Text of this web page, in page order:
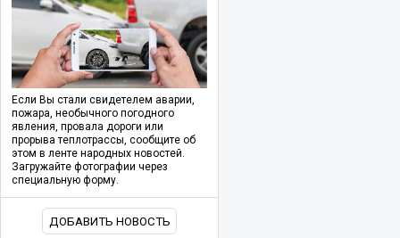
Если Вы стали свидетелем аварии,
пожара, необычного погодного
явления, провала дороги или
прорыва теплотрассы, сообщите об
этом в ленте народных новостей.
Загружайте фотографии через
специальную форму.
ДОБАВИТЬ НОВОСТЬ